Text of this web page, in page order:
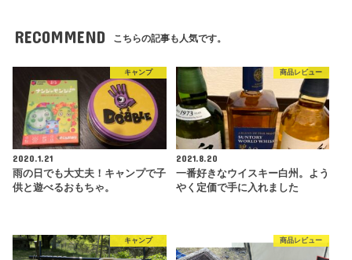
RECOMMEND こちらの記事も人気です。
キャンプ
2020.1.21
雨の日でも大丈夫！キャンプで子
供と遊べるおもちゃ。
商品レビュー
2021.8.20
一番好きなウイスキー白州。よう
やく定価で手に入れました
キャンプ 商品レビュー